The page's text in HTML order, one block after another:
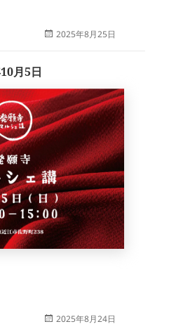
投
2025年8月25日
月5日
2025年10月5日
投
2025年8月24日